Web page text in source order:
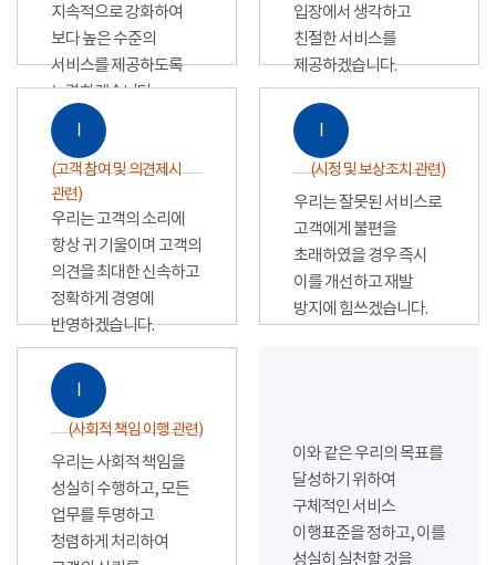
지속적으로 강화하여
보다 높은 수준의
서비스를 제공하도록
노력하겠습니다.
입장에서 생각하고
친절한 서비스를
제공하겠습니다.
Ⅰ
(고객 참여 및 의견제시
관련)
우리는 고객의 소리에
항상 귀 기울이며 고객의
의견을 최대한 신속하고
정확하게 경영에
반영하겠습니다.
Ⅰ
(시정 및 보상조치 관련)
우리는 잘못된 서비스로
고객에게 불편을
초래하였을 경우 즉시
이를 개선하고 재발
방지에 힘쓰겠습니다.
Ⅰ
(사회적 책임 이행 관련)
우리는 사회적 책임을
성실히 수행하고, 모든
업무를 투명하고
청렴하게 처리하여
이와 같은 우리의 목표를
달성하기 위하여
구체적인 서비스
이행표준을 정하고, 이를
성실히 실천할 것을